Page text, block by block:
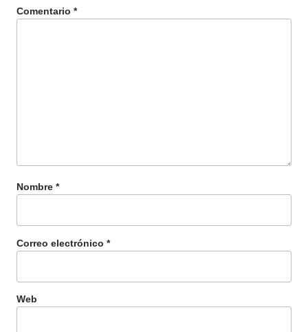
Comentario *
Nombre *
Correo electrónico *
Web